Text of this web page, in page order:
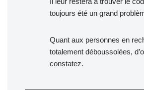
toujours été un grand
Quant aux personnes en
totalement déboussolées,
constatez.